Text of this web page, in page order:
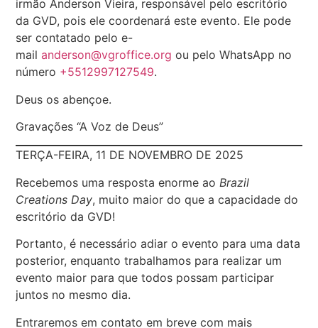
irmão Anderson Vieira, responsável pelo escritório
da GVD, pois ele coordenará este evento. Ele pode
ser contatado pelo e-
mailanderson@vgroffice.org ou pelo WhatsApp no
número +5512997127549.
Deus os abençoe.
Gravações “A Voz de Deus”
TERÇA-FEIRA, 11 DE NOVEMBRO DE 2025
Recebemos uma resposta enorme ao Brazil
Creations Day, muito maior do que a capacidade do
escritório da GVD!
Portanto, é necessário adiar o evento para uma data
posterior, enquanto trabalhamos para realizar um
evento maior para que todos possam participar
juntos no mesmo dia.
Entraremos em contato em breve com mais